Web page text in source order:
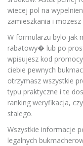
wiecej pol na
zamieszkania i
W formularzu bylo jak
rabatowy� lub po
wpisujesz kod
ciebie pewnych
otrzymasz wszystkie
typu praktyczne i te
ranking weryfikacja,
stalego.
Wszystkie informacje
legalnych